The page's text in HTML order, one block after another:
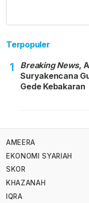
Terpopuler
1 Breaking News,
Suryakencana
Gede Kebakaran
AMEERA
EKONOMI SYARIAH
SKOR
KHAZANAH
IQRA